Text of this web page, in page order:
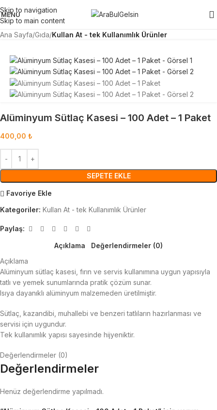
Skip to navigation
Skip to main content
MENU
Ana Sayfa Gıda Kullan At - tek Kullanımlık Ürünler
Alüminyum Sütlaç Kasesi – 100 Adet – 1 Paket
400,00 ₺
SEPETE EKLE
Favoriye Ekle
Kategoriler: Kullan At - tek Kullanımlık Ürünler
Paylaş:
Açıklama
Değerlendirmeler (0)
Açıklama
Alüminyum sütlaç kasesi, fırın ve servis kullanımına uygun yapısıyla
tatlı ve yemek sunumlarında pratik çözüm sunar.
Isıya dayanıklı alüminyum malzemeden üretilmiştir.
Sütlaç, kazandibi, muhallebi ve benzeri tatlıların hazırlanması ve
servisi için uygundur.
Tek kullanımlık yapısı sayesinde hijyeniktir.
Değerlendirmeler (0)
Değerlendirmeler
Henüz değerlendirme yapılmadı.